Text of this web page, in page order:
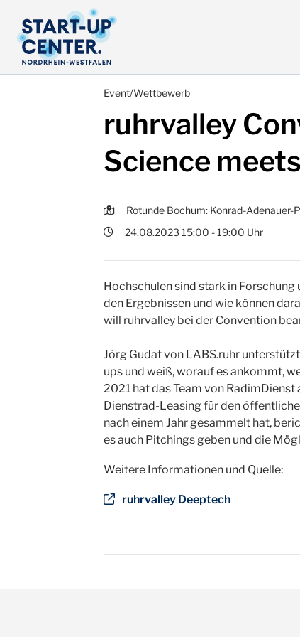
Event/Wettbewerb
ruhrvalley
Science
Rotunde Bochum: Konrad-Adenauer-
24.08.2023 15:00 - 19:00 Uhr
Hochschulen sind stark in
den Ergebnissen und wie können
will ruhrvalley bei der Convention
Jörg Gudat von LABS.ruhr
ups und weiß, worauf es ankommt,
2021 hat das Team von
Dienstrad-Leasing für den
nach einem Jahr gesammelt hat,
es auch Pitchings geben und die
Weitere Informationen und Quelle:
ruhrvalley Deeptech